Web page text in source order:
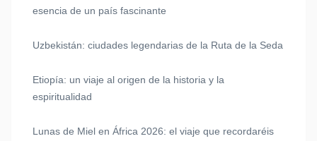
esencia de un país fascinante
Uzbekistán: ciudades legendarias de la Ruta de la Seda
Etiopía: un viaje al origen de la historia y la
espiritualidad
Lunas de Miel en África 2026: el viaje que recordaréis